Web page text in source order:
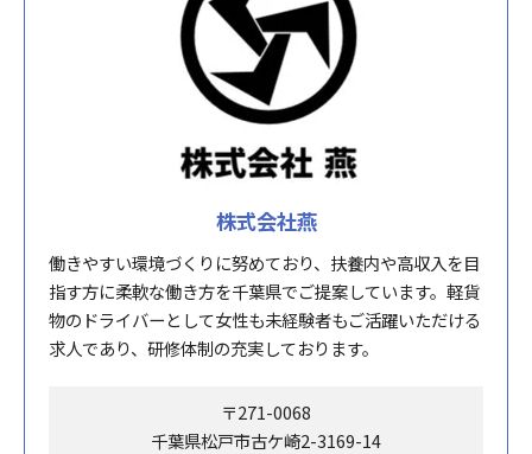
株式会社燕
働きやすい環境づくりに努めており、扶養内や高収入を目
指す方に柔軟な働き方を千葉県でご提案しています。軽貨
物のドライバーとして女性も未経験者もご活躍いただける
求人であり、研修体制の充実しております。
〒271-0068
千葉県松戸市古ケ崎2-3169-14